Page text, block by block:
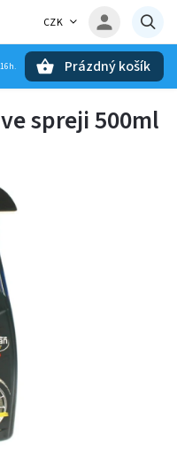
CZK
Prázdný košík
spreji 500ml